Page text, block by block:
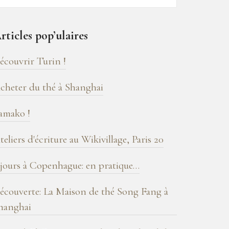
pop’ulaires
Turin !
du thé à Shanghai
!
d'écriture au Wikivillage, Paris 20
à Copenhague: en pratique…
La Maison de thé Song Fang à